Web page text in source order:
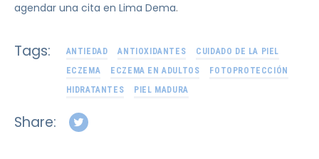
agendar una cita en Lima Dema.
Tags: ANTIEDAD ANTIOXIDANTES
CUIDADO DE LA PIEL
ECZEMA
ECZEMA EN ADULTOS
FOTOPROTECCIÓN
HIDRATANTES
PIEL MADURA
Share: